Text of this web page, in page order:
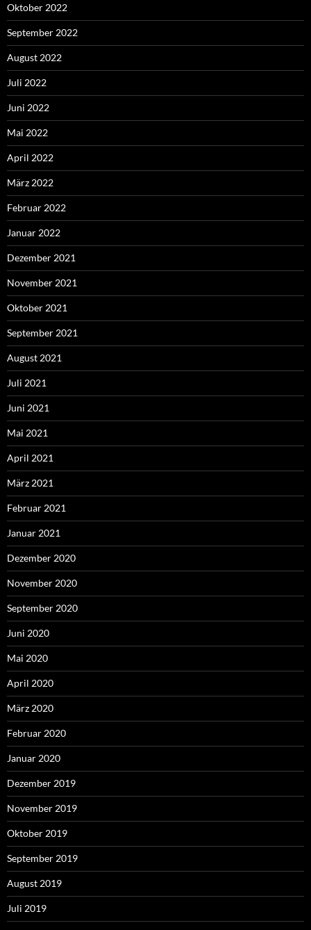
Oktober 2022
September 2022
August 2022
Juli 2022
Juni 2022
Mai 2022
April 2022
März 2022
Februar 2022
Januar 2022
Dezember 2021
November 2021
Oktober 2021
September 2021
August 2021
Juli 2021
Juni 2021
Mai 2021
April 2021
März 2021
Februar 2021
Januar 2021
Dezember 2020
November 2020
September 2020
Juni 2020
Mai 2020
April 2020
März 2020
Februar 2020
Januar 2020
Dezember 2019
November 2019
Oktober 2019
September 2019
August 2019
Juli 2019